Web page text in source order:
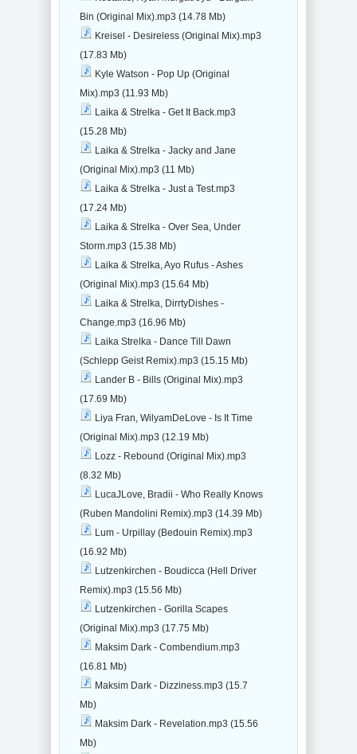
Bin (Original Mix).mp3 (14.78 Mb)
Kreisel - Desireless (Original Mix).mp3
(17.83 Mb)
Kyle Watson - Pop Up (Original
Mix).mp3 (11.93 Mb)
Laika & Strelka - Get It Back.mp3
(15.28 Mb)
Laika & Strelka - Jacky and Jane
(Original Mix).mp3 (11 Mb)
Laika & Strelka - Just a Test.mp3
(17.24 Mb)
Laika & Strelka - Over Sea, Under
Storm.mp3 (15.38 Mb)
Laika & Strelka, Ayo Rufus - Ashes
(Original Mix).mp3 (15.64 Mb)
Laika & Strelka, DirrtyDishes -
Change.mp3 (16.96 Mb)
Laika Strelka - Dance Till Dawn
(Schlepp Geist Remix).mp3 (15.15 Mb)
Lander B - Bills (Original Mix).mp3
(17.69 Mb)
Liya Fran, WilyamDeLove - Is It Time
(Original Mix).mp3 (12.19 Mb)
Lozz - Rebound (Original Mix).mp3
(8.32 Mb)
LucaJLove, Bradii - Who Really Knows
(Ruben Mandolini Remix).mp3 (14.39 Mb)
Lum - Urpillay (Bedouin Remix).mp3
(16.92 Mb)
Lutzenkirchen - Boudicca (Hell Driver
Remix).mp3 (15.56 Mb)
Lutzenkirchen - Gorilla Scapes
(Original Mix).mp3 (17.75 Mb)
Maksim Dark - Combendium.mp3
(16.81 Mb)
Maksim Dark - Dizziness.mp3 (15.7
Mb)
Maksim Dark - Revelation.mp3 (15.56
Mb)